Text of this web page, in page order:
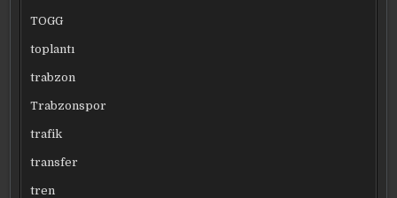
TOGG
toplantı
trabzon
Trabzonspor
trafik
transfer
tren